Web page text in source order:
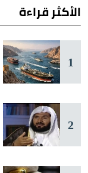
الأكثر قراءة
1
2